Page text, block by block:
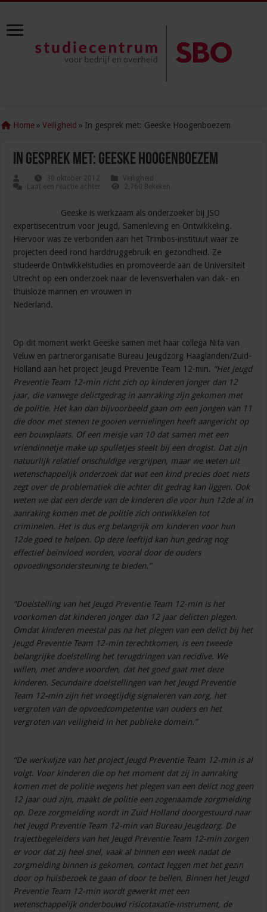
Home » Veiligheid » In gesprek met: Geeske Hoogenboezem
In gesprek met: Geeske Hoogenboezem
30 oktober 2012
Veiligheid
Laat een reactie achter
2,760 Bekeken
Geeske is werkzaam als onderzoeker bij JSO
expertisecentrum voor Jeugd, Samenleving en Ontwikkeling.
Hiervoor was ze verbonden aan het Trimbos-instituut waar ze
projecten deed rond harddruggebruik en gezondheid. Ze
studeerde Ontwikkelstudies en promoveerde aan de Universiteit
Utrecht op een onderzoek naar de levensverhalen van dak- en
thuisloze mannen en vrouwen in
Nederland.
Op dit moment werkt Geeske samen met haar collega Nita van
Veluw en partnerorganisatie Bureau Jeugdzorg Haaglanden/Zuid-
Holland aan het project Jeugd Preventie Team 12-min. “Het Jeugd
Preventie Team 12-min richt zich op kinderen jonger dan 12
jaar, die vanwege delictgedrag in aanraking zijn gekomen met
de politie. Het kan dan bijvoorbeeld gaan om een jongen van 11
die door met stenen te gooien vernielingen heeft aangericht op
een bouwplaats. Of een meisje van 10 dat samen met een
vriendinnetje make up spulletjes steelt bij een drogist. Dat zijn
natuurlijk relatief onschuldige vergrijpen, maar we weten uit
wetenschappelijk onderzoek dat wat een kind precies doet niets
zegt over de problematiek die achter dit gedrag kan liggen. Ook
weten we dat een derde van de kinderen die voor hun 12de al in
aanraking komen met de politie zich ontwikkelen tot
criminelen. Het is dus erg belangrijk om kinderen voor hun
12de goed te helpen. Op deze leeftijd kan hun gedrag nog
effectief beïnvloed worden, vooral door de ouders
opvoedingsondersteuning te bieden.”
“Doelstelling van het Jeugd Preventie Team 12-min is het
voorkomen dat kinderen jonger dan 12 jaar delicten plegen.
Omdat kinderen meestal pas na het plegen van een delict bij het
Jeugd Preventie Team 12-min terechtkomen, is een tweede
belangrijke doelstelling het terugdringen van recidive. We
willen, met andere woorden, dat het goed gaat met deze
kinderen. Secundaire doelstellingen van het Jeugd Preventie
Team 12-min zijn het vroegtijdig signaleren van zorg, het
vergroten van de opvoedcompetentie van ouders en het
vergroten van veiligheid in het publieke domein.”
“De werkwijze van het project Jeugd Preventie Team 12-min is al
volgt. Voor kinderen die op het moment dat zij in aanraking
komen met de politie wegens het plegen van een delict nog geen
12 jaar oud zijn, maakt de politie een zogenaamde zorgmelding
op. Deze zorgmelding wordt in Zuid Holland doorgestuurd naar
het Jeugd Preventie Team 12-min van Bureau Jeugdzorg. De
trajectbegeleiders van het Jeugd Preventie Team 12-min zorgen
er voor dat zij heel snel, vaak al binnen een week nadat de
zorgmelding binnen is gekomen, contact leggen met het gezin
door op huisbezoek te gaan of door te bellen. Binnen het Jeugd
Preventie Team 12-min wordt gewerkt met een
wetenschappelijk onderbouwd risicotaxatie-instrument, de